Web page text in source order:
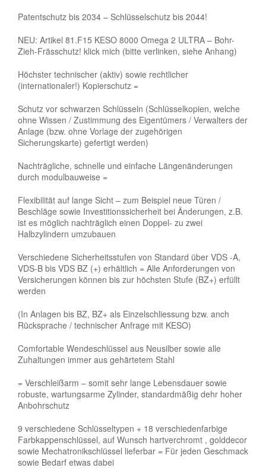
Patentschutz bis 2034 – Schlüsselschutz bis 2044!
NEU: Artikel 81.F15 KESO 8000 Omega 2 ULTRA – Bohr-
Zieh-Frässchutz! klick mich (bitte verlinken, siehe Anhang)
Höchster technischer (aktiv) sowie rechtlicher
(internationaler!) Kopierschutz =
Schutz vor schwarzen Schlüsseln (Schlüsselkopien, welche
ohne Wissen / Zustimmung des Eigentümers / Verwalters der
Anlage (bzw. ohne Vorlage der zugehörigen
Sicherungskarte) gefertigt werden)
Nachträgliche, schnelle und einfache Längenänderungen
durch modulbauweise =
Flexibilität auf lange Sicht – zum Beispiel neue Türen /
Beschläge sowie Investitionssicherheit bei Änderungen, z.B.
ist es möglich nachträglich einen Doppel- zu zwei
Halbzylindern umzubauen
Verschiedene Sicherheitsstufen von Standard über VDS -A,
VDS-B bis VDS BZ (+) erhältlich = Alle Anforderungen von
Versicherungen können bis zur höchsten Stufe (BZ+) erfüllt
werden
(In Anlagen bis BZ, BZ+ als Einzelschliessung bzw. anch
Rücksprache / technischer Anfrage mit KESO)
Comfortable Wendeschlüssel aus Neusilber sowie alle
Zuhaltungen immer aus gehärtetem Stahl
= Verschleißarm – somit sehr lange Lebensdauer sowie
robuste, wartungsarme Zylinder, standardmäßig dehr hoher
Anbohrschutz
9 verschiedene Schlüsseltypen + 18 verschiedenfarbige
Farbkappenschlüssel, auf Wunsch hartverchromt , golddecor
sowie Mechatronikschlüssel lieferbar = Für jeden Geschmack
sowie Bedarf etwas dabei